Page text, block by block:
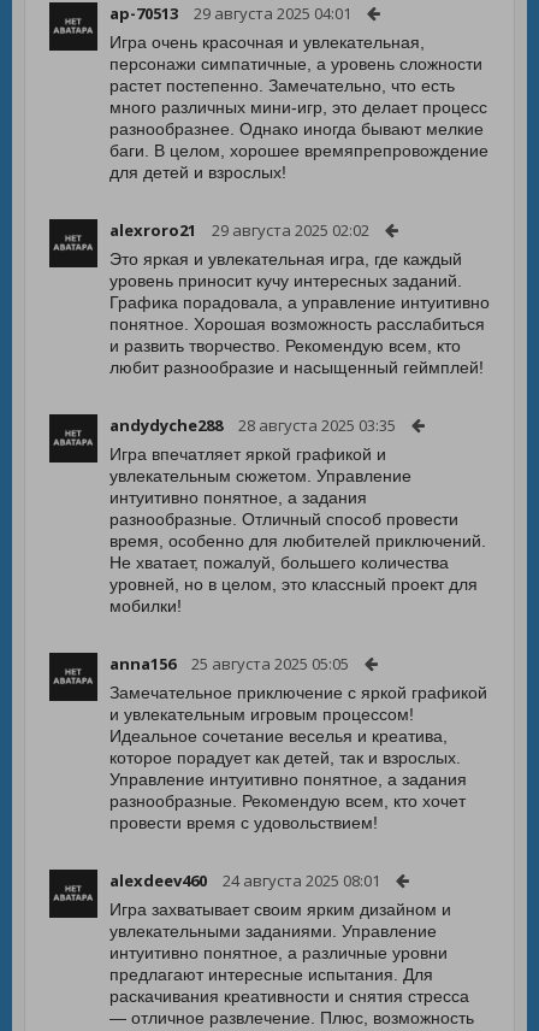
ap-70513 29 августа 2025 04:01
Игра очень красочная и увлекательная,
персонажи симпатичные, а уровень сложности
растет постепенно. Замечательно, что есть
много различных мини-игр, это делает процесс
разнообразнее. Однако иногда бывают мелкие
баги. В целом, хорошее времяпрепровождение
для детей и взрослых!
alexroro21 29 августа 2025 02:02
Это яркая и увлекательная игра, где каждый
уровень приносит кучу интересных заданий.
Графика порадовала, а управление интуитивно
понятное. Хорошая возможность расслабиться
и развить творчество. Рекомендую всем, кто
любит разнообразие и насыщенный геймплей!
andydyche288 28 августа 2025 03:35
Игра впечатляет яркой графикой и
увлекательным сюжетом. Управление
интуитивно понятное, а задания
разнообразные. Отличный способ провести
время, особенно для любителей приключений.
Не хватает, пожалуй, большего количества
уровней, но в целом, это классный проект для
мобилки!
anna156 25 августа 2025 05:05
Замечательное приключение с яркой графикой
и увлекательным игровым процессом!
Идеальное сочетание веселья и креатива,
которое порадует как детей, так и взрослых.
Управление интуитивно понятное, а задания
разнообразные. Рекомендую всем, кто хочет
провести время с удовольствием!
alexdeev460 24 августа 2025 08:01
Игра захватывает своим ярким дизайном и
увлекательными заданиями. Управление
интуитивно понятное, а различные уровни
предлагают интересные испытания. Для
раскачивания креативности и снятия стресса
— отличное развлечение. Плюс, возможность